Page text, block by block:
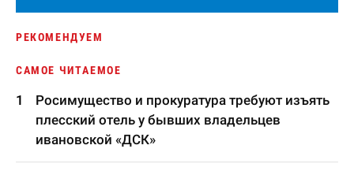
РЕКОМЕНДУЕМ
САМОЕ ЧИТАЕМОЕ
Росимущество и прокуратура требуют изъять
плесский отель у бывших владельцев
ивановской «ДСК»